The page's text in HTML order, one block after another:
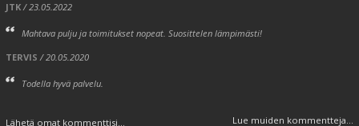
JTK/ 23.05.2022
Mahtava pulju ja toimitukset nopeat. Suosittelen lämpimästi!
TERVIS / 20.05.2020
Todella hyvä palvelu.
Lähetä omat kommenttisi... Lue muiden kommentteja...